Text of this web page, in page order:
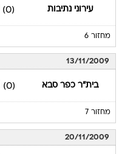
עירוני נתיבות (0)
מחזור 6
13/11/2009
בית"ר כפר סבא (0)
מחזור 7
20/11/2009